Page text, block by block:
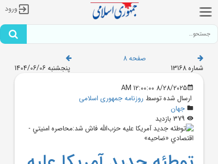
ورود
صفحه 8
شماره 13168
پنجشنبه 1404/06/06
8/28/2025 12:00:00 AM
ارسال شده توسط روزنامه جمهوری اسلامی
جهان